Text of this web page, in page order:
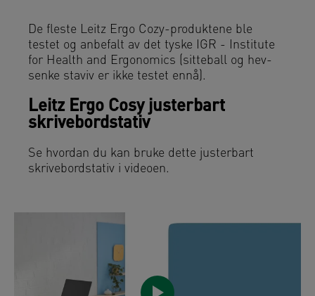
De fleste Leitz Ergo Cozy-produktene ble
testet og anbefalt av det tyske IGR - Institute
for Health and Ergonomics (sitteball og hev-
senke staviv er ikke testet ennå).
Leitz Ergo Cosy justerbart
skrivebordstativ
Se hvordan du kan bruke dette justerbart
skrivebordstativ i videoen.